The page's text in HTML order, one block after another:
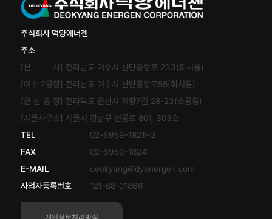
주식회사 덕양에너젠
주소
[본 사] 전라남도 여수시 산단중앙로 233(화치동)
[여수 2공장] 전라남도 여수시 산단중앙로55(화치동)
[군 산 공 장] 전라북도 군산시 외항7길 28-23(소룡동)
[서울사무소] 서울시 강남구 선릉로 801, 303호
TEL
02-6959-1821~3
FAX
02-6959-1824
E-MAIL
deokyang@dyenergen.com
사업자등록번호
121-88-01866